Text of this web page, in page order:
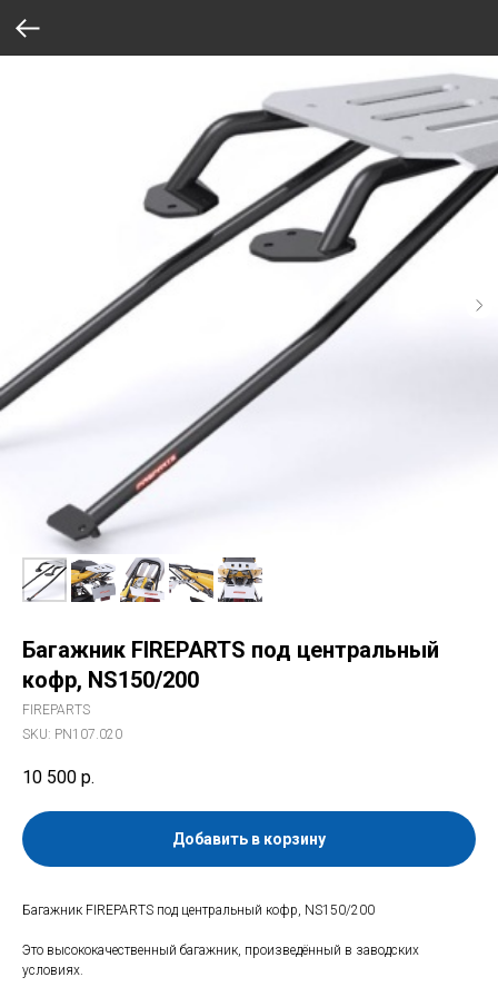
Багажник FIREPARTS под центральный
кофр, NS150/200
FIREPARTS
SKU: PN107.020
10 500 р.
Добавить в корзину
Багажник FIREPARTS под центральный кофр, NS150/200
Это высококачественный багажник, произведённый в заводских
условиях.